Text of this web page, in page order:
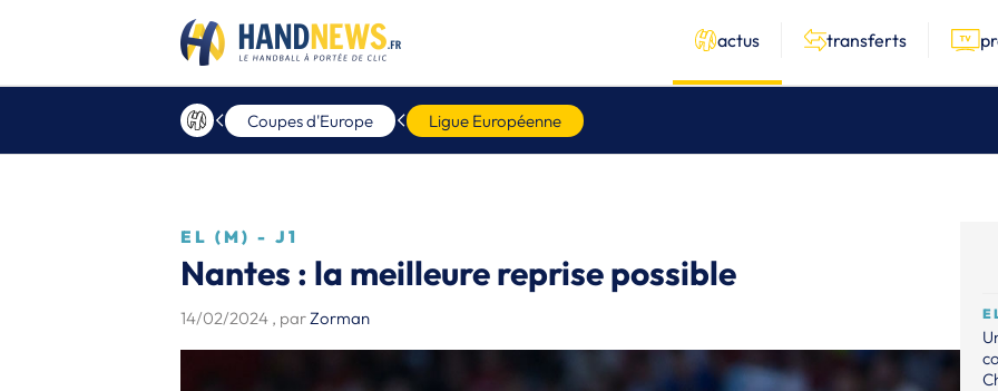
actus transferts
Coupes d'Europe Ligue Européenne
EL (M) - J1
Nantes : la meilleure reprise possible
14/02/2024 , parZorman